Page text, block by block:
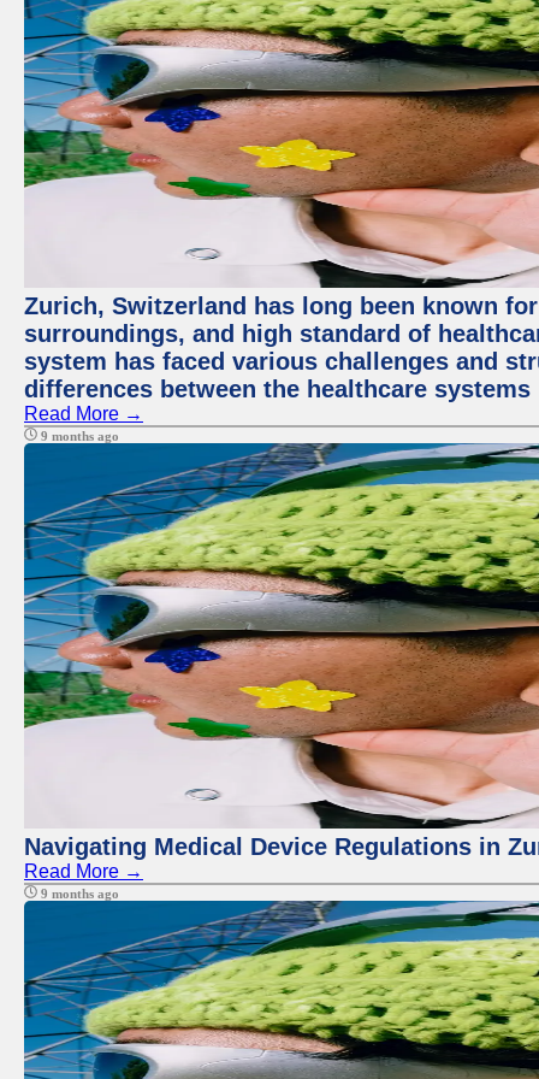
Zurich, Switzerland has long been known
surroundings, and high standard of
system has faced various challenges and
differences between the healthcare
Read More →
9 months ago
Navigating Medical Device Regulations in
Read More →
9 months ago